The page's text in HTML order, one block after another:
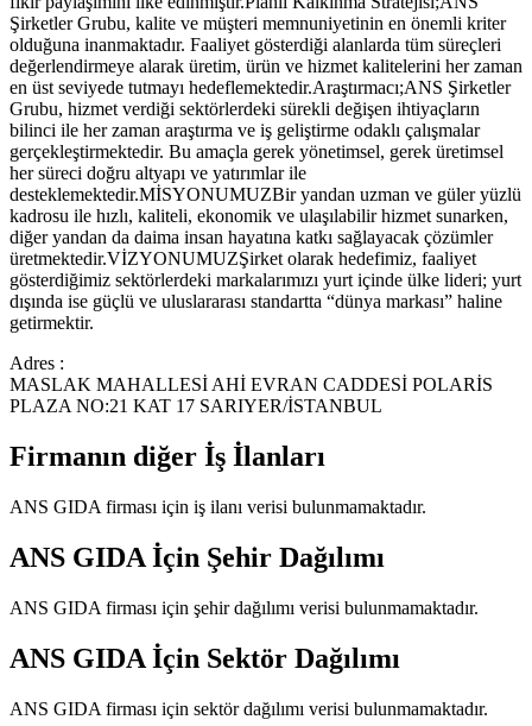
Şirketler Grubu, kalite ve müşteri memnuniyetinin en önemli kriter
olduğuna inanmaktadır. Faaliyet gösterdiği alanlarda tüm süreçleri
değerlendirmeye alarak üretim, ürün ve hizmet kalitelerini her zaman
en üst seviyede tutmayı hedeflemektedir.Araştırmacı;ANS Şirketler
Grubu, hizmet verdiği sektörlerdeki sürekli değişen ihtiyaçların
bilinci ile her zaman araştırma ve iş geliştirme odaklı çalışmalar
gerçekleştirmektedir. Bu amaçla gerek yönetimsel, gerek üretimsel
her süreci doğru altyapı ve yatırımlar ile
desteklemektedir.MİSYONUMUZBir yandan uzman ve güler yüzlü
kadrosu ile hızlı, kaliteli, ekonomik ve ulaşılabilir hizmet sunarken,
diğer yandan da daima insan hayatına katkı sağlayacak çözümler
üretmektedir.VİZYONUMUZŞirket olarak hedefimiz, faaliyet
gösterdiğimiz sektörlerdeki markalarımızı yurt içinde ülke lideri; yurt
dışında ise güçlü ve uluslararası standartta “dünya markası” haline
getirmektir.
Adres :
MASLAK MAHALLESİ AHİ EVRAN CADDESİ POLARİS
PLAZA NO:21 KAT 17 SARIYER/İSTANBUL
Firmanın diğer İş İlanları
ANS GIDA firması için iş ilanı verisi bulunmamaktadır.
ANS GIDA İçin Şehir Dağılımı
ANS GIDA firması için şehir dağılımı verisi bulunmamaktadır.
ANS GIDA İçin Sektör Dağılımı
ANS GIDA firması için sektör dağılımı verisi bulunmamaktadır.